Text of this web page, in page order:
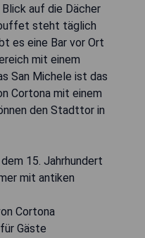
auf die Dächer
steht täglich
es eine Bar vor Ort
mit einem
San Michele ist das
Cortona mit einem
den Stadttor in
15. Jahrhundert
mit antiken
Cortona
Gäste